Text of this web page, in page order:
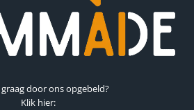
door ons opgebeld?
Klik hier: